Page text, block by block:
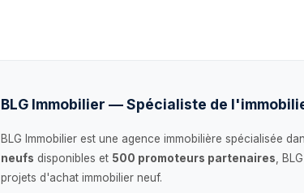
BLG Immobilier — Spécialiste de
BLG Immobilier est une agence immobilière spécialisée
neufs disponibles et 500 promoteurs partenaires ,
projets d'achat immobilier neuf.